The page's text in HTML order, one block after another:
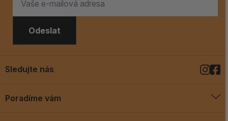
Odeslat
Poradíme vám
Sledujte nás